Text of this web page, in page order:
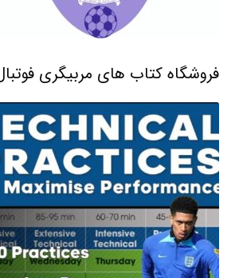
فروشگاه کتاب های مربیگری